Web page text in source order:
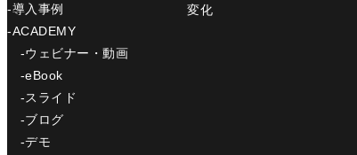
-導入事例
-ACADEMY
-ウェビナー・動画
-eBook
-スライド
-ブログ
-デモ
変化